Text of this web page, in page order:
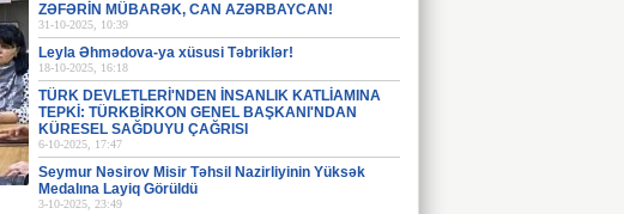
ZƏFƏRİN MÜBARƏK, CAN AZƏRBAYCAN!
31-10-2025, 10:39
Leyla Əhmədova-ya xüsusi Təbriklər!
18-10-2025, 16:18
TÜRK DEVLETLERİ'NDEN İNSANLIK KATLİAMINA
TEPKİ: TÜRKBİRKON GENEL BAŞKANI'NDAN
KÜRESEL SAĞDUYU ÇAĞRISI
6-10-2025, 17:47
Seymur Nəsirov Misir Təhsil Nazirliyinin Yüksək
Medalına Layiq Görüldü
3-10-2025, 23:49